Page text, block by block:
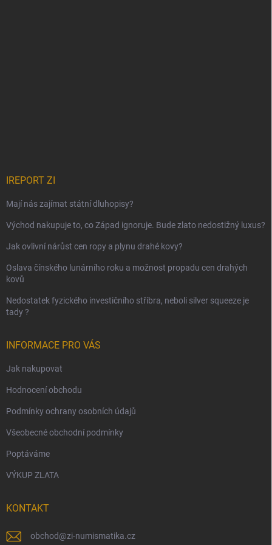
IREPORT ZI
Mají nás zajímat státní dluhopisy?
Východ nakupuje to, co Západ ignoruje. Bude zlato nedostižný luxus?
Jak ovlivní nárůst cen ropy a plynu drahé kovy?
Oslava čínského lunárního roku a možnost propadu cen drahých
kovů
Nedostatek fyzického investičního stříbra, neboli silver squeeze je
tady ?
INFORMACE PRO VÁS
Jak nakupovat
Hodnocení obchodu
Podmínky ochrany osobních údajů
Všeobecné obchodní podmínky
Poptáváme
VÝKUP ZLATA
KONTAKT
obchod@zi-numismatika.cz